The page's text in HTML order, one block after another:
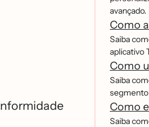
avançado.
Como
Saiba
aplicativo
Como
Saiba
segmento
Como
Saiba